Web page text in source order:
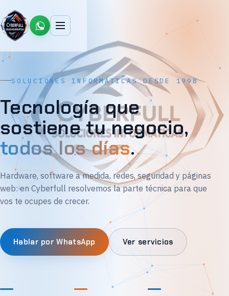
SOLUCIONES INFORMÁTICAS DESDE 1998
Tecnología que
sostiene tu negocio,
todos los días.
Hardware, software a medida, redes, seguridad y páginas
web: en Cyberfull resolvemos la parte técnica para que
vos te ocupes de crecer.
Hablar por WhatsApp Ver servicios